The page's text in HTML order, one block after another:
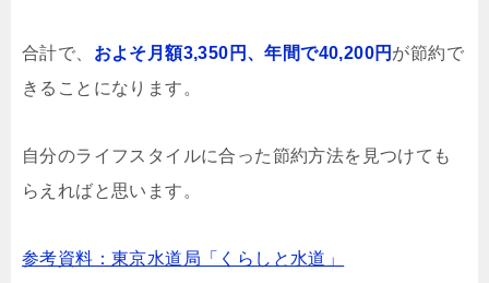
合計で、 およそ月額3,350円、年間で40,200円 が節約で
きることになります。
自分のライフスタイルに合った節約方法を見つけても
らえればと思います。
参考資料：東京水道局「くらしと水道」